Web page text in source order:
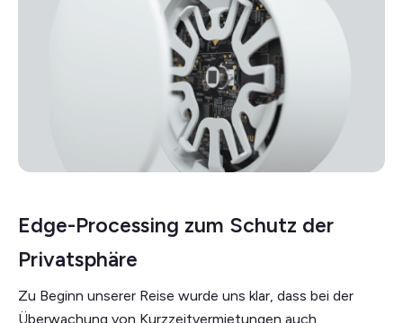
Edge-Processing zum Schutz der
Privatsphäre
Zu Beginn unserer Reise wurde uns klar, dass bei der
Überwachung von Kurzzeitvermietungen auch